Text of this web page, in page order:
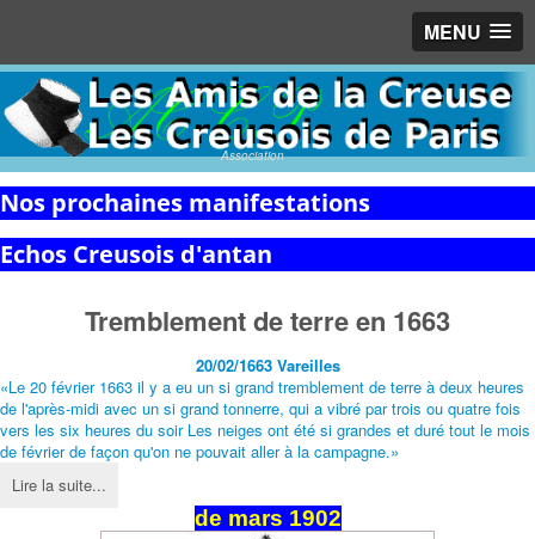
MENU
Association
Nos prochaines manifestations
Echos Creusois d'antan
Tremblement de terre en 1663
20/02/1663 Vareilles
«Le 20 février 1663 il y a eu un si grand tremblement de terre à deux heures
de l'après-midi avec un si grand tonnerre, qui a vibré par trois ou quatre fois
vers les six heures du soir Les neiges ont été si grandes et duré tout le mois
de février de façon qu'on ne pouvait aller à la campagne.»
Lire la suite...
de mars 1902